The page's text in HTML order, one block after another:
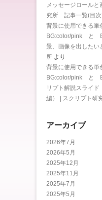
メッセージロールと
究所 記事一覧(目次
背景に使用できる単
BG:color/pink と
景、画像を出したい
所 より
背景に使用できる単
BG:color/pink と
リプト解説スライ
編） | スクリプト研
アーカイブ
2026年7月
2026年5月
2025年12月
2025年11月
2025年7月
2025年5月